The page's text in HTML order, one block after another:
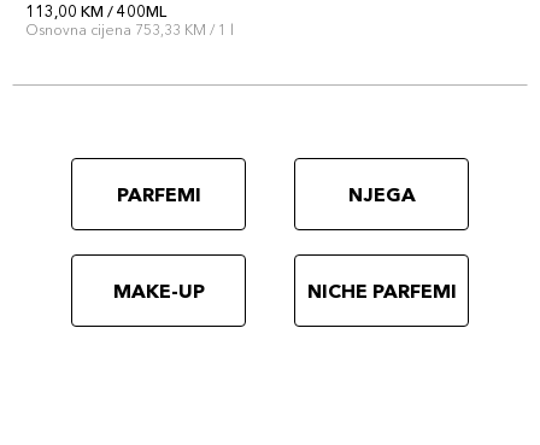
113,00 KM / 400ML
Osnovna cijena 753,33 KM / 1 l
PARFEMI NJEGA
MAKE-UP NICHE PARFEMI